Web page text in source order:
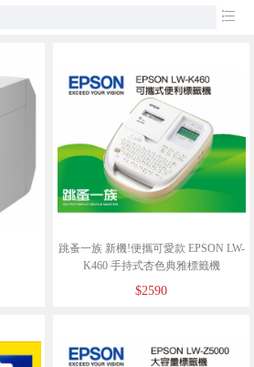
󰂦
跳蚤一族 新機!便攜可愛款 EPSON LW-
K460 手持式杏色典雅標籤機
$2590